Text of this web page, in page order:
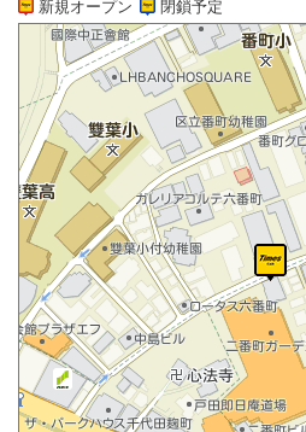
新規オープン 閉鎖予定